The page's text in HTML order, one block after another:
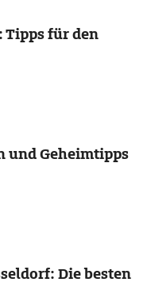
Tipps für den
und Geheimtipps
Die besten